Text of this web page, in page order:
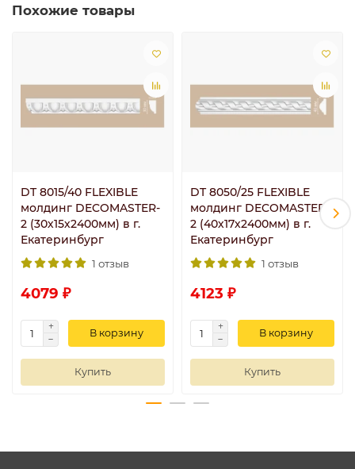
Похожие товары
DT 8015/40 FLEXIBLE
молдинг DECOMASTER-
2 (30х15х2400мм) в г.
Екатеринбург
1 отзыв
4079 ₽
В корзину
Купить
DT 8050/25 FLEXIBLE
молдинг DECOMASTER-
2 (40х17х2400мм) в г.
Екатеринбург
1 отзыв
4123 ₽
В корзину
Купить